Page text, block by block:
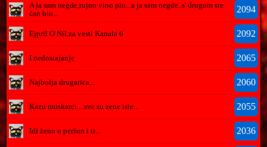
A ja sam negde,rujno vino pio...a ja sam negde..s' drugom sre
ćan bio...
2094
Ejpril O Nil,za vesti Kanala 6 2092
I nedostajanje 2065
Najbolja drugarica... 2060
Kazu muskarci....sve su zene iste... 2055
Idi ženo u peršun i ti... 2036